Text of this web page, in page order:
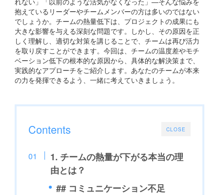
抱えているリーダーやチームメンバーの方は多いのではない
でしょうか。チームの熱量低下は、プロジェクトの成果にも
大きな影響を与える深刻な問題です。しかし、その原因を正
しく理解し、適切な対策を講じることで、チームは再び活力
を取り戻すことができます。今回は、チームの温度差やモチ
ベーション低下の根本的な原因から、具体的な解決策まで、
実践的なアプローチをご紹介します。あなたのチームが本来
の力を発揮できるよう、一緒に考えていきましょう。
CLOSE
Contents
1. チームの熱量が下がる本当の理
由とは？
## コミュニケーション不足